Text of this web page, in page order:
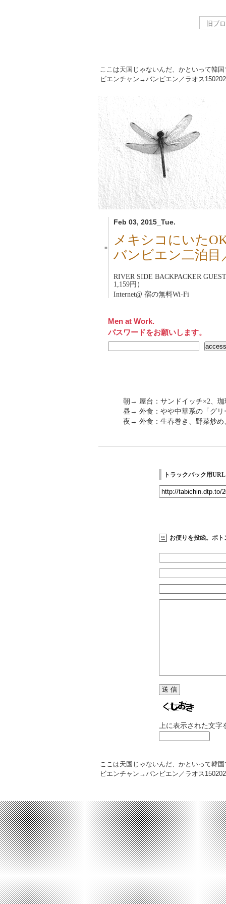
ここは天国じゃないんだ、かといって韓
ビエンチャン→バンビエン／ラオス150202
Feb 03, 2015_Tue.
■
メキシコにいた
バンビエン二泊目
RIVER SIDE BACKPACKER
1,159円）
Internet@ 宿の無料Wi-Fi
Men at Work.
パスワードをお願いします。
朝→ 屋台：サンドイッチ×2、珈
昼→ 外食：やや中華系の「グリ
夜→ 外食：生春巻き、野菜炒め
トラックバック用URL
お便りを投函。ポト
上に表示された文
ここは天国じゃないんだ、かといって韓
ビエンチャン→バンビエン／ラオス150202